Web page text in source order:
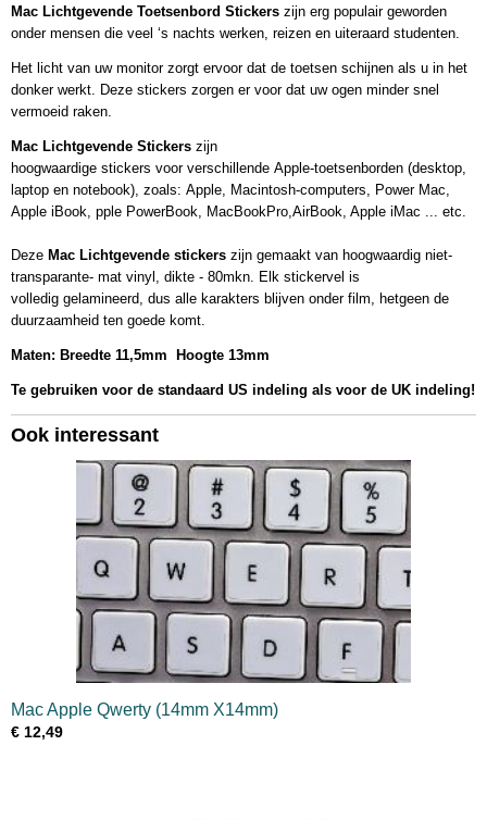
Mac Lichtgevende Toetsenbord Stickers zijn erg populair geworden
onder mensen die veel ‘s nachts werken, reizen en uiteraard studenten.
Het licht van uw monitor zorgt ervoor dat de toetsen schijnen als u in het
donker werkt. Deze stickers zorgen er voor dat uw ogen minder snel
vermoeid raken.
Mac Lichtgevende Stickers zijn
hoogwaardige stickers voor verschillende Apple-toetsenborden (desktop,
laptop en notebook), zoals: Apple, Macintosh-computers, Power Mac,
Apple iBook, pple PowerBook, MacBookPro,AirBook, Apple iMac ... etc.
Deze Mac Lichtgevende stickers zijn gemaakt van hoogwaardig niet-
transparante- mat vinyl, dikte - 80mkn. Elk stickervel is
volledig gelamineerd, dus alle karakters blijven onder film, hetgeen de
duurzaamheid ten goede komt.
Maten: Breedte 11,5mm Hoogte 13mm
Te gebruiken voor de standaard US indeling als voor de UK indeling!
Ook interessant
Mac Apple Qwerty (14mm X14mm)
€ 12,49